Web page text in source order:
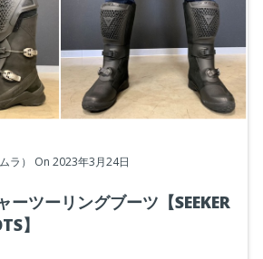
ラ） On 2023年3月24日
ーツーリングブーツ【SEEKER
】